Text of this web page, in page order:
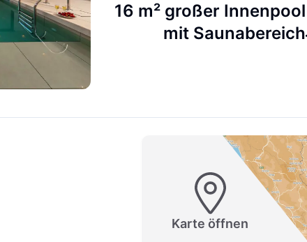
16 m² großer Innenpool
mit Saunabereich
Karte öffnen